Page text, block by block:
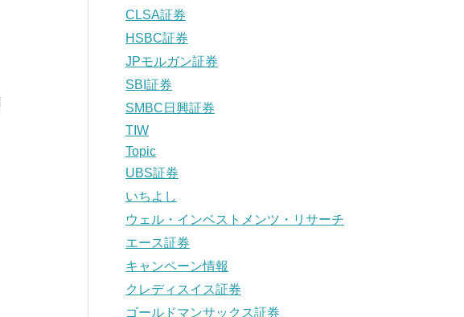
CLSA証券
HSBC証券
JPモルガン証券
SBI証券
SMBC日興証券
TIW
Topic
UBS証券
いちよし
ウェル・インベストメンツ・リサーチ
エース証券
キャンペーン情報
クレディスイス証券
ゴールドマンサックス証券